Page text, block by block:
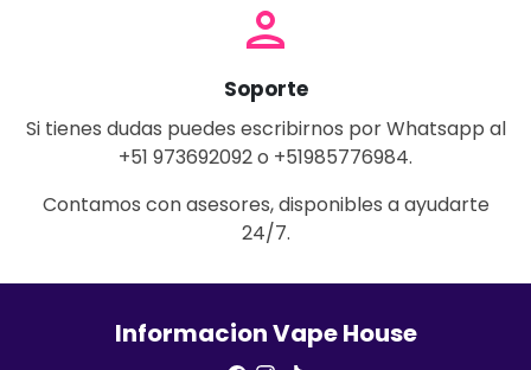
person
Soporte
Si tienes dudas puedes escribirnos por Whatsapp al
+51 973692092 o +51985776984.
Contamos con asesores, disponibles a ayudarte
24/7.
Informacion Vape House